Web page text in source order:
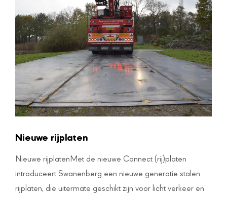
Nieuwe rijplaten
Nieuwe rijplatenMet de nieuwe Connect (rij)platen
introduceert Swanenberg een nieuwe generatie stalen
rijplaten, die uitermate geschikt zijn voor licht verkeer en